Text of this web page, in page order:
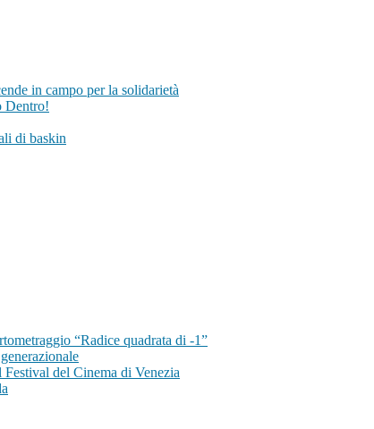
in campo per la solidarietà
Dentro!
di baskin
“Radice quadrata di -1”
del Cinema di Venezia